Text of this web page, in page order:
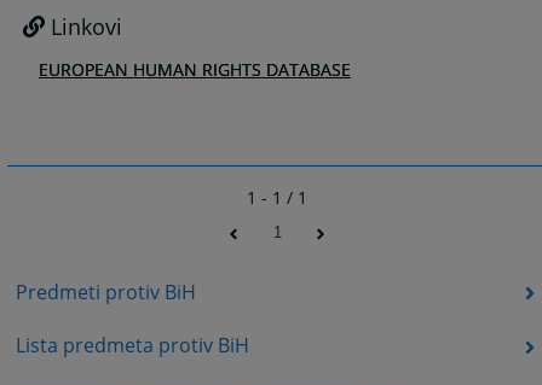
Predmeti protiv BiH
Lista predmeta protiv BiH
Linkovi
EUROPEAN HUMAN RIGHTS DATABASE
1 - 1 / 1
1